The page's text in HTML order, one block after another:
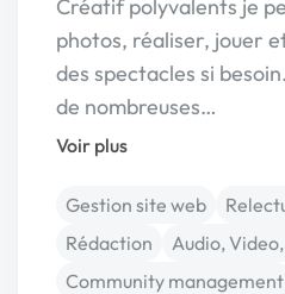
Créatif polyvalents je
photos, réaliser, jouer
des spectacles si
de nombreuses…
Voir plus
Gestion site web
Rédaction
Audio,
Community management